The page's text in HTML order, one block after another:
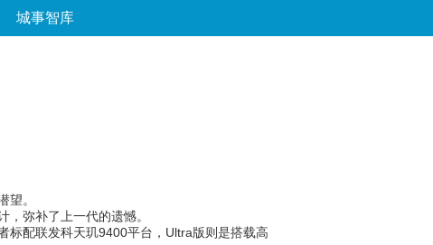
城事智库
。
弥补了上一代的遗憾。
配联发科天玑9400平台，Ultra版则是搭载高